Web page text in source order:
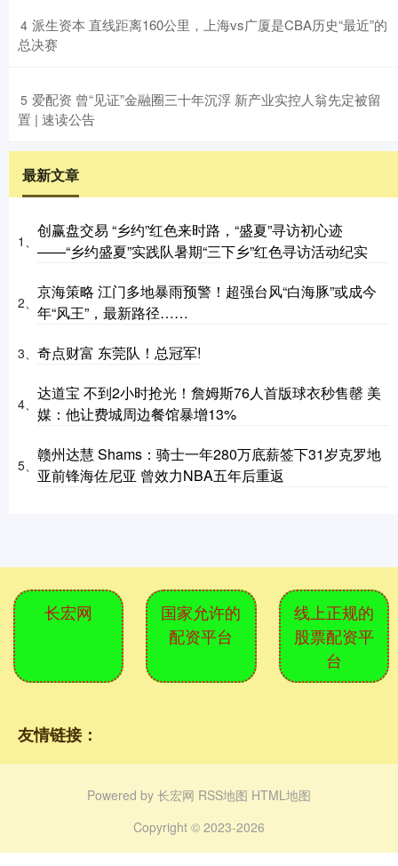
4 ​派生资本 直线距离160公里，上海vs广厦是CBA历史“最近”的
总决赛
5 ​爱配资 曾“见证”金融圈三十年沉浮 新产业实控人翁先定被留
置 | 速读公告
最新文章
1、
创赢盘交易 “乡约”红色来时路，“盛夏”寻访初心迹
——“乡约盛夏”实践队暑期“三下乡”红色寻访活动纪实
2、
京海策略 江门多地暴雨预警！超强台风“白海豚”或成今
年“风王”，最新路径……
3、 奇点财富 东莞队！总冠军!
4、
达道宝 不到2小时抢光！詹姆斯76人首版球衣秒售罄 美
媒：他让费城周边餐馆暴增13%
5、
赣州达慧 Shams：骑士一年280万底薪签下31岁克罗地
亚前锋海佐尼亚 曾效力NBA五年后重返
长宏网
国家允许的
配资平台
线上正规的
股票配资平
台
友情链接：
Powered by 长宏网 RSS地图 HTML地图
Copyright © 2023-2026